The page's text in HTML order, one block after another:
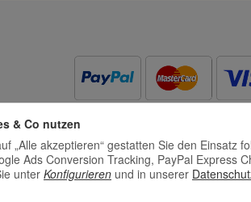
& Co nutzen
„Alle akzeptieren“ gestatten Sie den
Ads Conversion Tracking, PayPal Express
unterKonfigurieren und in unserer